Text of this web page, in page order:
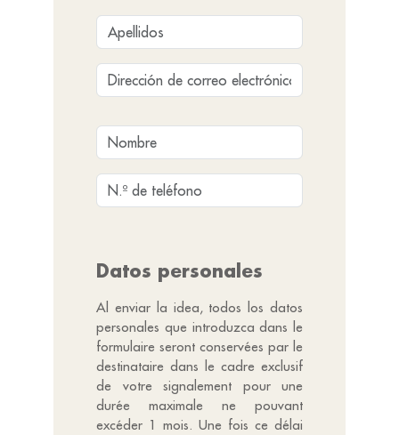
Datos personales
Al enviar la idea, todos los datos
personales que introduzca dans le
formulaire seront conservées par le
destinataire dans le cadre exclusif
de votre signalement pour une
durée maximale ne pouvant
excéder 1 mois. Une fois ce délai